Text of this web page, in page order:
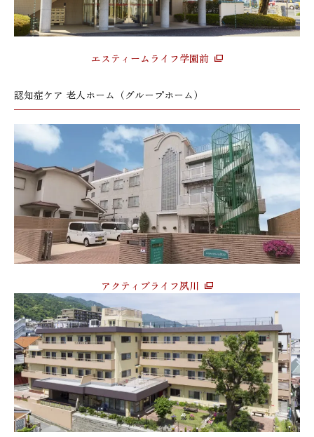
エスティームライフ学園前
認知症ケア 老人ホーム（グループホーム）
アクティブライフ夙川